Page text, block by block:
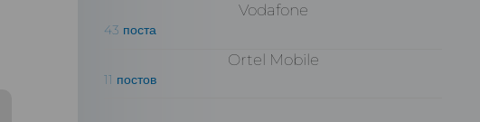
Vodafone
43 поста
Ortel Mobile
11 постов